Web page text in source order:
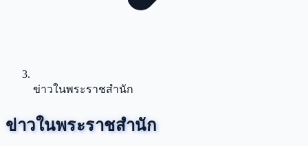
ข่าวในพระราชสำนัก
ข่าวในพระราชสำนัก